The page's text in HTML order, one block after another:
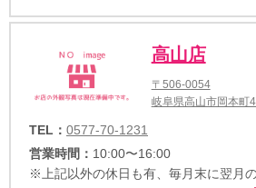
高山店
〒506-0054
岐阜県高山市岡本町
TEL： 0577-70-1231
営業時間： 10:00〜16:00
※上記以外の休日も有、毎月末に翌月